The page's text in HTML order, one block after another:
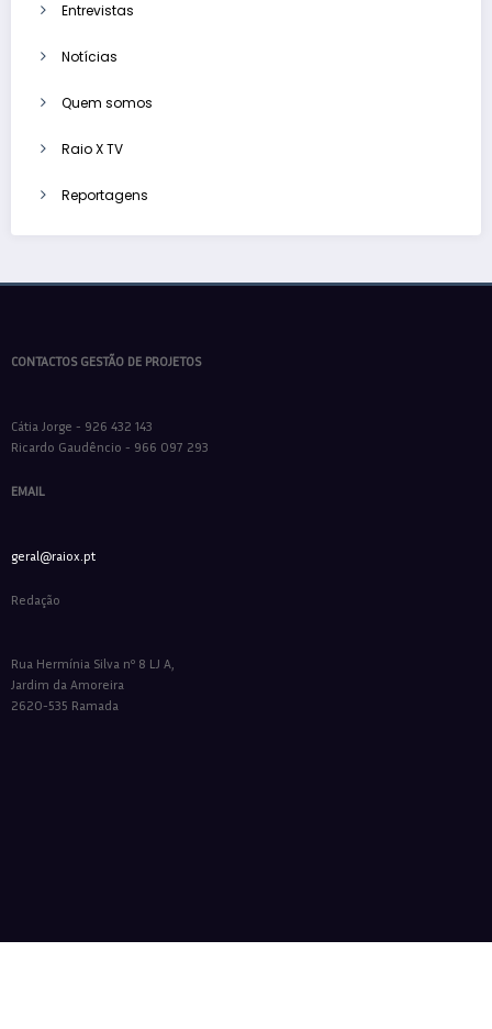
Entrevistas
Notícias
Quem somos
Raio X TV
Reportagens
CONTACTOS GESTÃO DE PROJETOS
Cátia Jorge - 926 432 143
Ricardo Gaudêncio - 966 097 293
EMAIL
geral@raiox.pt
Redação
Rua Hermínia Silva nº 8 LJ A,
Jardim da Amoreira
2620-535 Ramada